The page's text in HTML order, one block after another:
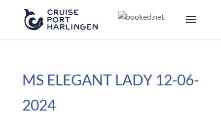
MS ELEGANT LADY 12-06-
2024